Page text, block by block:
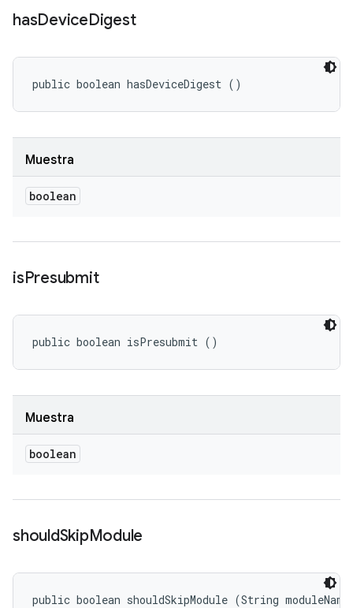
hasDeviceDigest
public boolean hasDeviceDigest ()
Muestra
boolean
isPresubmit
public boolean isPresubmit ()
Muestra
boolean
shouldSkipModule
public boolean shouldSkipModule (String